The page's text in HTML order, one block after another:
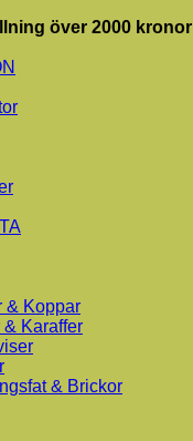
över 2000 kronor
& Koppar
& Karaffer
& Brickor